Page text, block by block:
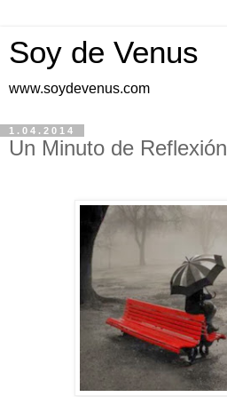
Soy de Venus
www.soydevenus.com
1.04.2014
Un Minuto de Reflexión